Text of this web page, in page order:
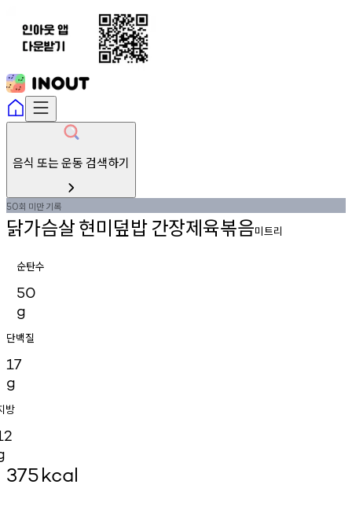
음식 또는 운동 검색하기
50회 미만기록
닭가슴살현미덮밥간장제육볶음미트리
순탄수
50
g
단백질
17
g
방
375kcal